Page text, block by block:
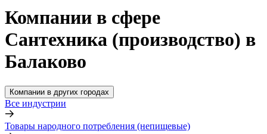
Компании в сфере
Сантехника (производство) в
Балаково
Компании в других городах
Все индустрии
Товары народного потребления (непищевые)